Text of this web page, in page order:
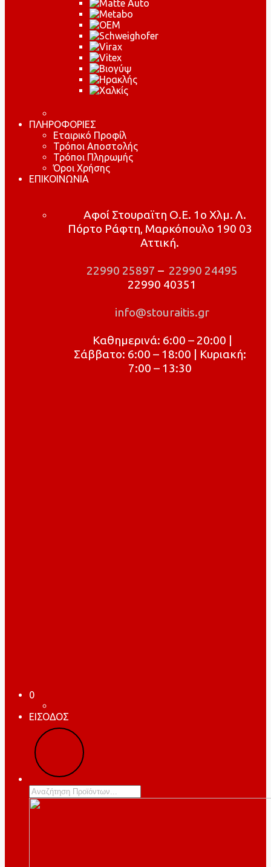
ΠΛΗΡΟΦΟΡΙΕΣ
Εταιρικό Προφίλ
Τρόποι Αποστολής
Τρόποι Πληρωμής
Όροι Χρήσης
ΕΠΙΚΟΙΝΩΝΙΑ
Αφοί Στουραϊτη Ο.Ε. 1ο Χλμ. Λ.
Πόρτο Ράφτη, Μαρκόπουλο 190 03
Αττική.
22990 25897 – 22990 24495
22990 40351
info@stouraitis.gr
Καθημερινά: 6:00 – 20:00 |
Σάββατο: 6:00 – 18:00 | Κυριακή:
7:00 – 13:30
0
ΕΙΣΟΔΟΣ
Products
search